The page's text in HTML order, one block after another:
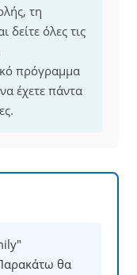
τη
δείτε όλες τις
πρόγραμμα
έχετε πάντα
θα